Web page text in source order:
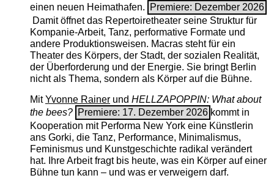
einen neuen Heimathafen.
Premiere: Dezember 2026
Damit öffnet das Repertoiretheater seine Struktur für
Kompanie-Arbeit, Tanz, performative Formate und
andere Produktionsweisen. Macras steht für ein
Theater des Körpers, der Stadt, der sozialen Realität,
der Überforderung und der Energie. Sie bringt Berlin
nicht als Thema, sondern als Körper auf die Bühne.
MitYvonne Rainerund HELLZAPOPPIN: What about
the bees? Premiere: 17. Dezember 2026 kommt in
Kooperation mit Performa New York eine Künstlerin
ans Gorki, die Tanz, Performance, Minimalismus,
Feminismus und Kunstgeschichte radikal verändert
hat. Ihre Arbeit fragt bis heute, was ein Körper auf einer
Bühne tun kann – und was er verweigern darf.